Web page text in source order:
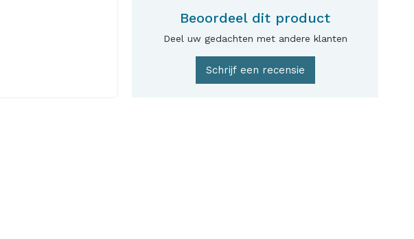
Beoordeel dit product
Deel uw gedachten met andere klanten
Schrijf een recensie